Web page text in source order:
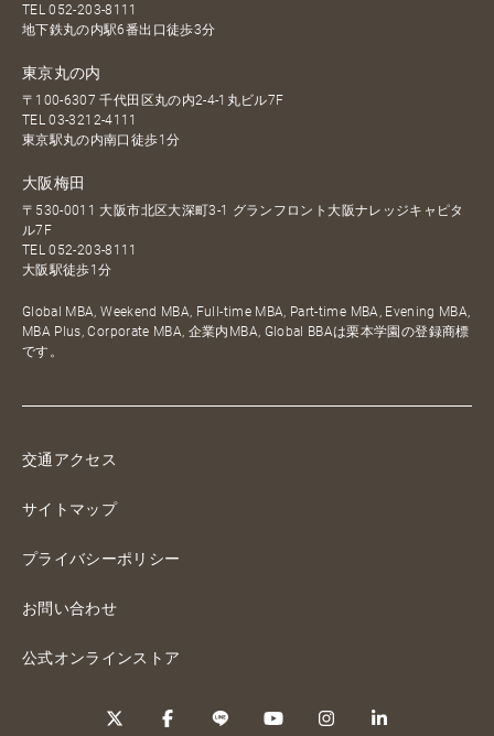
TEL052-203-8111
地下鉄丸の内駅6番出口徒歩3分
東京丸の内
〒100-6307 千代田区丸の内2-4-1丸ビル7F
TEL03-3212-4111
東京駅丸の内南口徒歩1分
大阪梅田
〒530-0011 大阪市北区大深町3-1 グランフロント大阪ナレッジキャピタ
ル7F
TEL052-203-8111
大阪駅徒歩1分
Global MBA, Weekend MBA, Full-time MBA, Part-time MBA, Evening MBA,
MBA Plus, Corporate MBA, 企業内MBA, Global BBAは栗本学園の登録商標
です。
交通アクセス
サイトマップ
プライバシーポリシー
お問い合わせ
公式オンラインストア